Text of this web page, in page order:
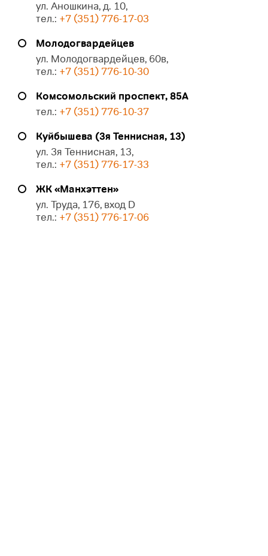
ул. Аношкина, д. 10,
тел.: +7 (351) 776-17-03
Молодогвардейцев
ул. Молодогвардейцев, 60в,
тел.: +7 (351) 776-10-30
Комсомольский проспект, 85А
тел.: +7 (351) 776-10-37
Куйбышева (3я Теннисная, 13)
ул. 3я Теннисная, 13,
тел.: +7 (351) 776-17-33
ЖК «Манхэттен»
ул. Труда, 176, вход D
тел.: +7 (351) 776-17-06